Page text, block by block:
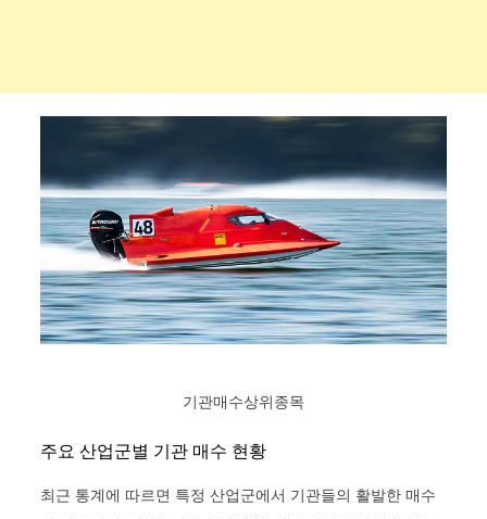
기관매수상위종목
주요 산업군별 기관 매수 현황
최근 통계에 따르면 특정 산업군에서 기관들의 활발한 매수